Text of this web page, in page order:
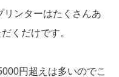
ンターはたくさんあ
くだけです。
円超えは多いのでこ